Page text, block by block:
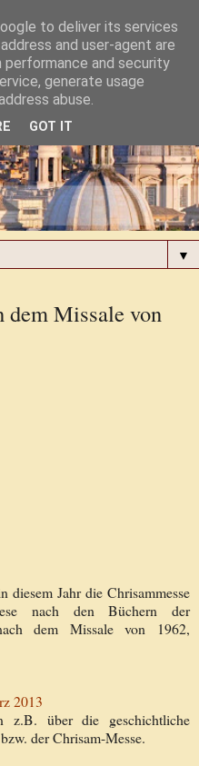
▼
dem Missale von
Jahr die Chrisammesse
nach den Büchern der
dem Missale von 1962,
2013
z.B. über die geschichtliche
der Chrisam-Messe.
to deliver its services
and user-agent are
performance and security
generate usage
abuse.
GOT IT